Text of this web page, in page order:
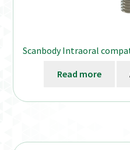
Scanbody Intraoral
Read more